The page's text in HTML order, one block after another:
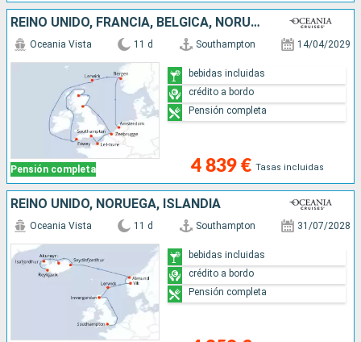
REINO UNIDO, FRANCIA, BÉLGICA, NORUEGA, PAISES BAJOS
Pensión completa
Oceania Vista 11 d Southampton 14/04/2029
4 839 € Tasas incluidas
bebidas incluidas
crédito a bordo
Pensión completa
REINO UNIDO, NORUEGA, ISLANDIA
Oceania Vista 11 d Southampton 31/07/2028
bebidas incluidas
crédito a bordo
Pensión completa